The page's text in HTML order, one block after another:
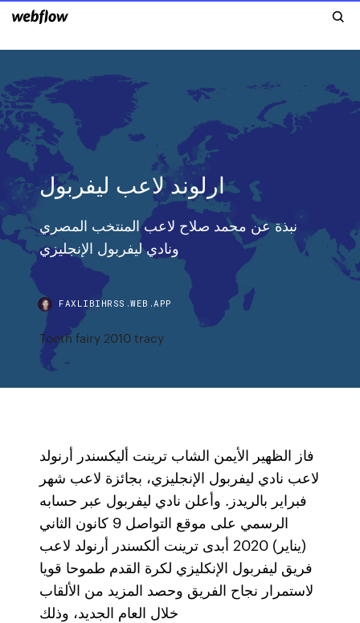
ارلوند لاعب ليفربول
نبذة عن محمد صلاح لاعب المنتخب المصري
ونادي ليفربول الإنجليزي
FAXLIBIHRSS.WEB.APP
Tooth fairy 2010 tracy
فاز الظهير الأيمن الشاب ترينت أليكسندر أرنولد
لاعب نادي ليفربول الإنجليزي، بجائزة لاعب شهر
فبراير بالريدز. وأعلن نادي ليفربول عبر حسابه
الرسمي على موقع التواصل 9 كانون الثاني
(يناير) 2020 أبدى ترينت ألكسندر أرنولد لاعب
فريق ليفربول الإنكليزي لكرة القدم طموحا قويا
لاستمرار نجاح الفريق وحصد المزيد من الألقاب